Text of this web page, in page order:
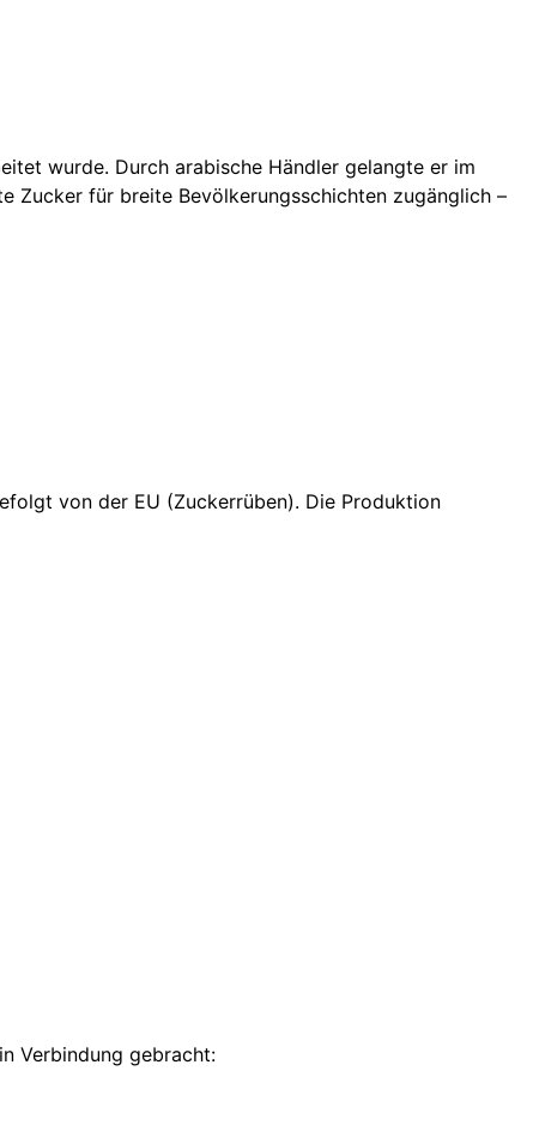
wurde. Durch arabische Händler gelangte er im
Zucker für breite Bevölkerungsschichten zugänglich –
von der EU (Zuckerrüben). Die Produktion
Verbindung gebracht: